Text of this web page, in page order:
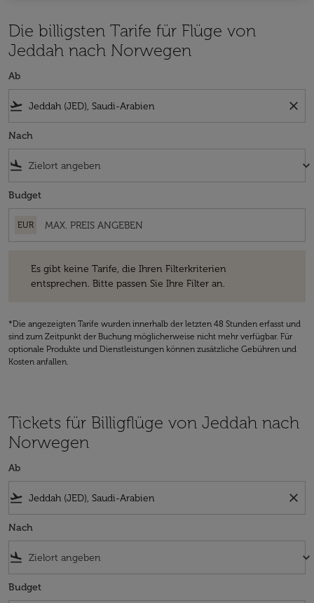
Die billigsten Tarife für Flüge von
Jeddah nach Norwegen
Ab
flight_takeoff close
Nach
flight_land keyboard_arrow_down
Budget
EUR
Es gibt keine Tarife, die Ihren Filterkriterien
entsprechen. Bitte passen Sie Ihre Filter an.
*Die angezeigten Tarife wurden innerhalb der letzten 48 Stunden erfasst und
sind zum Zeitpunkt der Buchung möglicherweise nicht mehr verfügbar. Für
optionale Produkte und Dienstleistungen können zusätzliche Gebühren und
Kosten anfallen.
Tickets für Billigflüge von Jeddah nach
Norwegen
Ab
flight_takeoff close
Nach
flight_land keyboard_arrow_down
Budget